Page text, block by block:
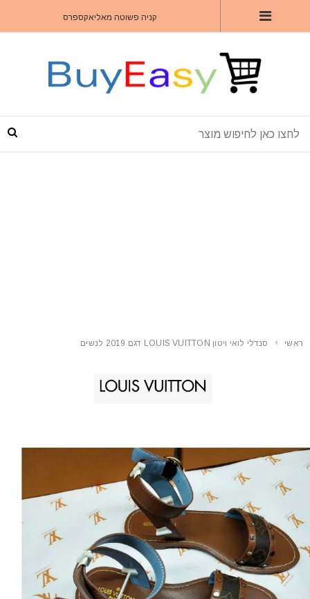
קניה פשוטה מאליאקספרס
ראשי סנדלי לואי ויטון LOUIS VUITTON דגם 2019 לנשים